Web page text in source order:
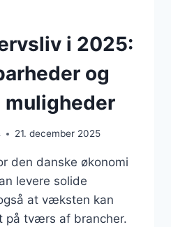
i 2025:
og
21. december 2025
den danske økonomi
levere solide
at væksten kan
tværs af brancher.